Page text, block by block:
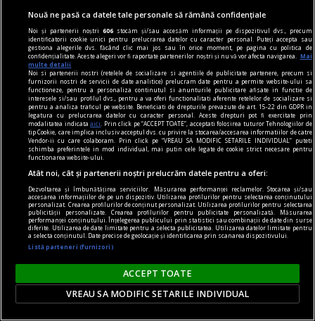
un sport la răsărit
Dacă asculți toate părțile implicate în cazul
Simonei Halep, inclusiv pe ea însăși, constați că
toți ar avea dreptate. Cum vine asta?
Care fac un pact cu tine. Și nu mai acceptă nici
măcar o privire înapoi.
Radu NAUM
Nouă ne pasă ca datele tale personale să rămână confidențiale
Noi și partenerii noștri606 stocăm și/sau accesăm informații pe dispozitivul dvs., precum
identificatorii cookie unici pentru prelucrarea datelor cu caracter personal. Puteți accepta sau
gestiona alegerile dvs. făcând clic mai jos sau în orice moment, pe pagina cu politica de
confidențialitate. Aceste alegeri vor fi raportate partenerilor noștri și nu vă vor afecta navigarea.
Mai
multe detalii
Noi si partenerii nostri (retelele de socializare si agentiile de publicitate partenere, precum si
furnizorii nostri de servicii de date analitice) prelucram date pentru a permite website-ului sa
functioneze, pentru a personaliza continutul si anunturile publicitare afisate in functie de
interesele si/sau profilul dvs., pentru a va oferi functionalitati aferente retelelor de socializare si
pentru a analiza traficul pe website. Beneficiati de drepturile prevazute de art. 15-22 din GDPR in
legatura cu prelucrarea datelor cu caracter personal. Aceste drepturi pot fi exercitate prin
modalitatea indicataaici
. Prin click pe “ACCEPT TOATE”, acceptati folosirea tuturor Tehnologiilor de
tip Cookie, care implica inclusiv acceptul dvs. cu privire la stocarea/accesarea informatiilor de catre
Vendor-ii cu care colaboram. Prin click pe “VREAU SA MODIFIC SETARILE INDIVIDUAL” puteti
schimba preferintele in mod individual, mai putin cele legate de cookie strict necesare pentru
functionarea website-ului.
Atât noi, cât și partenerii noștri prelucrăm datele pentru a oferi:
Dezvoltarea și îmbunătățirea serviciilor. Măsurarea performanței reclamelor. Stocarea și/sau
accesarea informațiilor de pe un dispozitiv. Utilizarea profilurilor pentru selectarea conținutului
personalizat. Crearea profilurilor de conținut personalizat. Utilizarea profilurilor pentru selectarea
publicității personalizate. Crearea profilurilor pentru publicitate personalizată. Măsurarea
performanței conținutului. Înțelegerea publicului prin statistici sau combinații de date din surse
diferite. Utilizarea de date limitate pentru a selecta publicitatea. Utilizarea datelor limitate pentru
a selecta conținutul. Date precise de geolocație și identificarea prin scanarea dispozitivului.
Listă parteneri (furnizori)
ACCEPT TOATE
VREAU SA MODIFIC SETARILE INDIVIDUAL